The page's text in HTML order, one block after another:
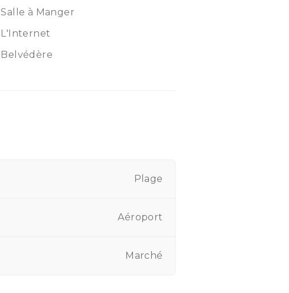
Salle à Manger
L'Internet
Belvédère
Plage
Aéroport
Marché